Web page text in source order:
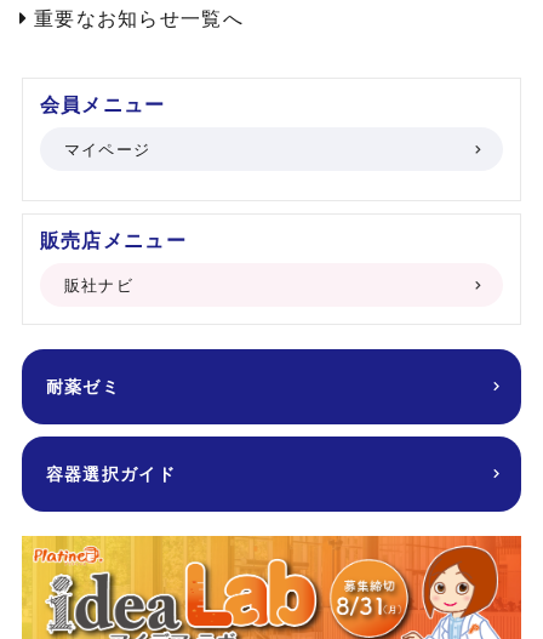
会員メニュー
マイページ
販売店メニュー
販社ナビ
耐薬ゼミ
容器選択ガイド